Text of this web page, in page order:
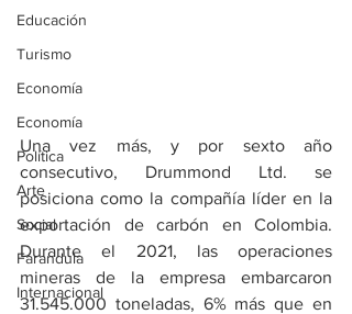
Educación
Turismo
Economía
Economía
Política
Arte
Social
Farandula
Internacional
Una vez más, y por sexto año
consecutivo, Drummond Ltd. se
posiciona como la compañía líder en la
exportación de carbón en Colombia.
Durante el 2021, las operaciones
mineras de la empresa embarcaron
31.545.000 toneladas, 6% más que en